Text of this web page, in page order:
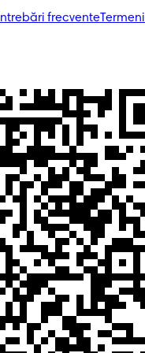
Întrebări frecvente